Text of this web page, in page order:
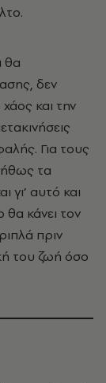
θα
δεν
και την
Για τους
τα
γι’ αυτό και
θα κάνει τον
πριν
του ζωή όσο